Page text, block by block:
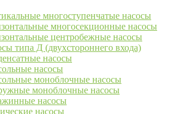
многоступенчатые насосы
многосекционные насосы
центробежные насосы
типа Д (двухстороннего входа)
насосы
насосы
моноблочные насосы
моноблочные насосы
насосы
насосы